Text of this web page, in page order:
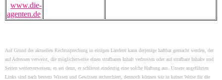
www.die-
agenten.de
Auf Grund der aktuellen Rechtssprechung in einigen Ländern kann derjenige haftbar gemacht werden, der
auf Adressen verweist, die möglicherweise einen strafbaren Inhalt verbreiten oder auf strafbare Inhalte und
Seiten weiterverweisen, es sei denn, er schliesst eindeutig eine solche Haftung aus. Unsere angeführten
Links sind nach bestem Wissen und Gewissen recherchiert, dennoch können wir in keiner Weise für die